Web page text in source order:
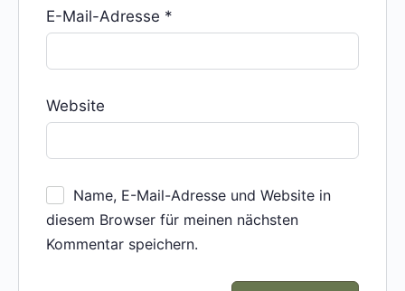
E-Mail-Adresse *
Website
Name, E-Mail-Adresse und Website in
diesem Browser für meinen nächsten
Kommentar speichern.